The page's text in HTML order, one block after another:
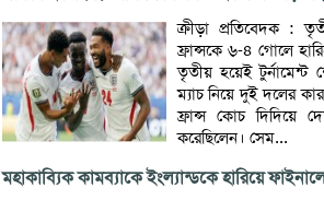
ক্রীড়া প্রতিবেদক :
ফ্রান্সকে ৬-৪ গোলে
তৃতীয় হয়েই
ম্যাচ নিয়ে দুই দলের
ফ্রান্স কোচ দিদিয়ে
করেছিলেন। সেম...
মহাকাব্যিক কামব্যাকে ইংল্যান্ডকে হারিয়ে